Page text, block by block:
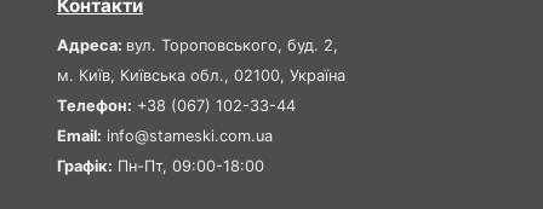
Контакти
Адреса: вул. Тороповського, буд. 2,
м. Київ, Київська обл., 02100, Україна
Телефон: +38 (067) 102-33-44
Email: info@stameski.com.ua
Графік: Пн-Пт, 09:00-18:00